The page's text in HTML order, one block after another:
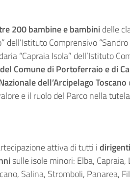
200 bambine e bambinidelle
dell’Istituto Comprensivo
“Capraia Isola” dell’Istituto
Comune di Portoferraio e di
dell’Arcipelago Toscano
e il ruolo del Parco nella
attiva di tutti i
sulle isole minori: Elba,
Salina, Stromboli, Panarea,